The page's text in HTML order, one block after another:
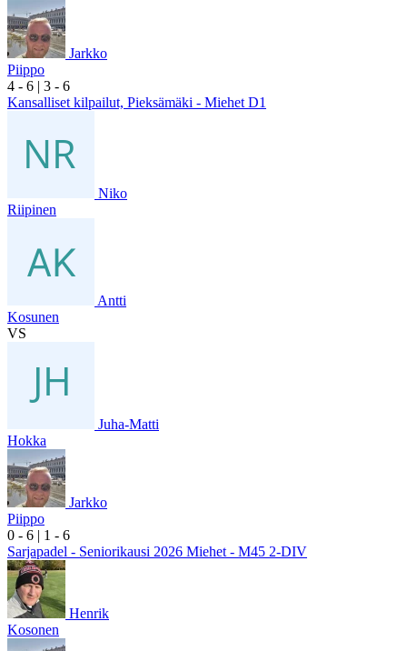
Jarkko
Piippo
4 - 6 | 3 - 6
Kansalliset kilpailut, Pieksämäki - Miehet D1
Niko
Riipinen
Antti
Kosunen
VS
Juha-Matti
Hokka
Jarkko
Piippo
0 - 6 | 1 - 6
Sarjapadel - Seniorikausi 2026 Miehet - M45 2-DIV
Henrik
Kosonen